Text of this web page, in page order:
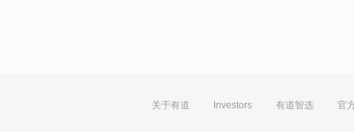
关于有道 Investors 有道智选 官